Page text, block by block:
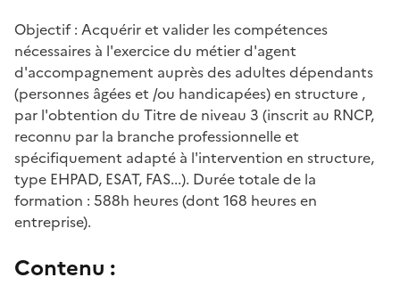
Objectif : Acquérir et valider les compétences
nécessaires à l'exercice du métier d'agent
d'accompagnement auprès des adultes dépendants
(personnes âgées et /ou handicapées) en structure ,
par l'obtention du Titre de niveau 3 (inscrit au RNCP,
reconnu par la branche professionnelle et
spécifiquement adapté à l'intervention en structure,
type EHPAD, ESAT, FAS...). Durée totale de la
formation : 588h heures (dont 168 heures en
entreprise).
Contenu :